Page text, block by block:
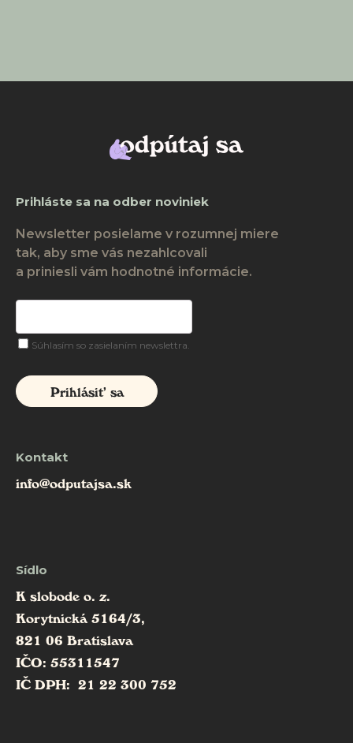
Prihláste sa na odber noviniek
Newsletter posielame v rozumnej miere
tak, aby sme vás nezahlcovali
a priniesli vám hodnotné informácie.
Súhlasím so zasielaním newslettra.
Prihlásiť sa
Kontakt
info@odputajsa.sk
Sídlo
K slobode o. z.
Korytnická 5164/3,
821 06 Bratislava
IČO: 55311547
IČ DPH: 21 22 300 752